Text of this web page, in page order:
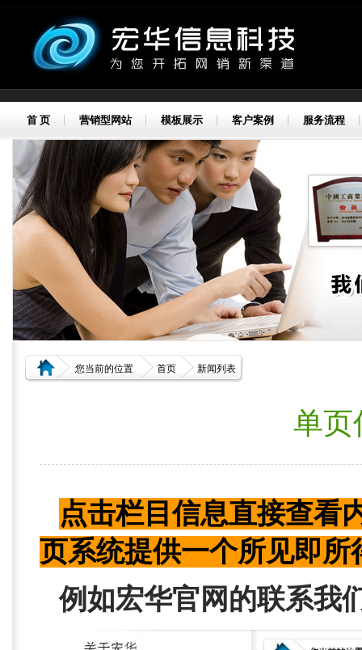
首 页 营销型网站 模板展示 客户案例 服务流程
您当前的位置 首页 新闻列表
单页
点击栏目信息直接查看
页系统提供一个所见即所
例如宏华官网的联系我